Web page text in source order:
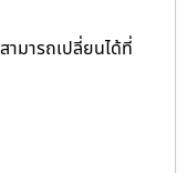
ามารถเปลี่ยนได้ที่